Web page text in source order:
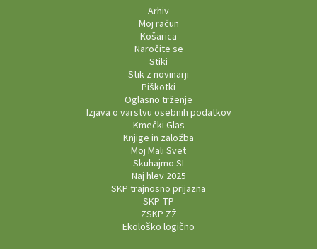
Arhiv
Moj račun
Košarica
Naročite se
Stiki
Stik z novinarji
Piškotki
Oglasno trženje
Izjava o varstvu osebnih podatkov
Kmečki Glas
Knjige in založba
Moj Mali Svet
Skuhajmo.SI
Naj hlev 2025
SKP trajnosno prijazna
SKP TP
ZSKP ZŽ
Ekološko logično